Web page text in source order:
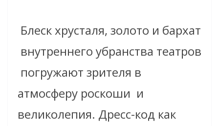
Блеск хрусталя, золото и бархат
внутреннего убранства театров
погружают зрителя в
атмосферу роскоши и
великолепия. Дресс-код как